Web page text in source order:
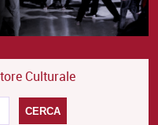
Culturale
CERCA